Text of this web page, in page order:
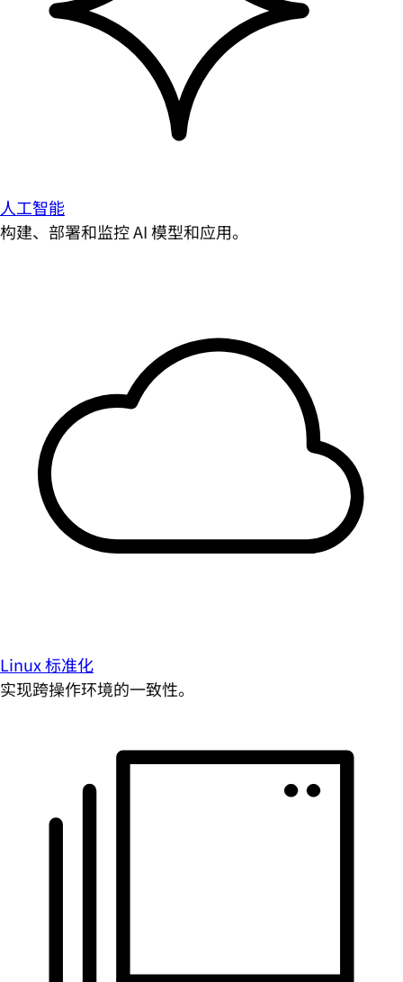
人工智能
构建、部署和监控 AI 模型和应用。
Linux 标准化
实现跨操作环境的一致性。